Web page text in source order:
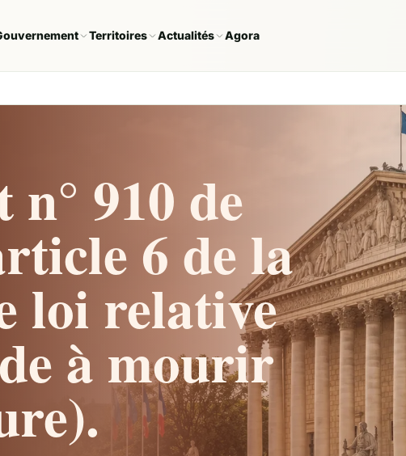
Territoires Actualités Agora
910 de
6 de la
loi relative
à mourir